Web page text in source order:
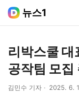
뉴스1
리박스쿨 대
공작팀 모
김민수 기자 2025. 6.